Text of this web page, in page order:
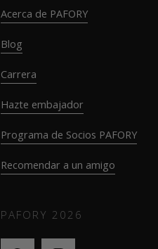
Acerca de PAFORY
Blog
Carrera
Hazte embajador
Programa de Socios PAFORY
Recomendar a un amigo
PAFORY 2026